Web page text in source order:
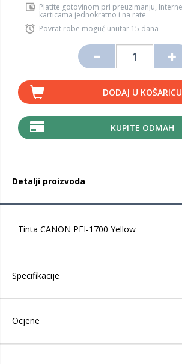
Platite gotovinom pri preuzimanju,
karticama jednokratno i na rate
Povrat robe moguć unutar 15 dana
DODAJ U KOŠARICU
KUPITE ODMAH
Detalji proizvoda
Tinta CANON PFI-1700 Yellow
Specifikacije
Ocjene